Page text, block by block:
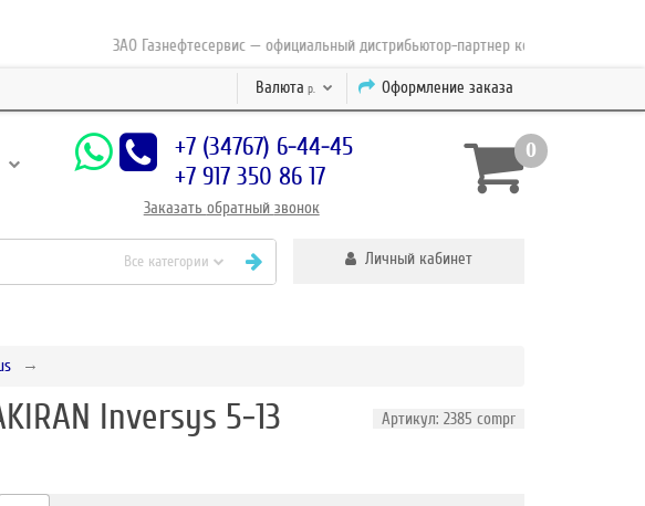
ЗАО Газнефтесервис — официальный дистрибьютор-партнер концерна ESAB с 2010
Оформление заказа
Валюта р.
+7 (34767) 6-44-45
+7 917 350 86 17
Заказать обратный звонок
0
Все категории Личный кабинет
Inversys 5-13
Артикул: 2385 compr